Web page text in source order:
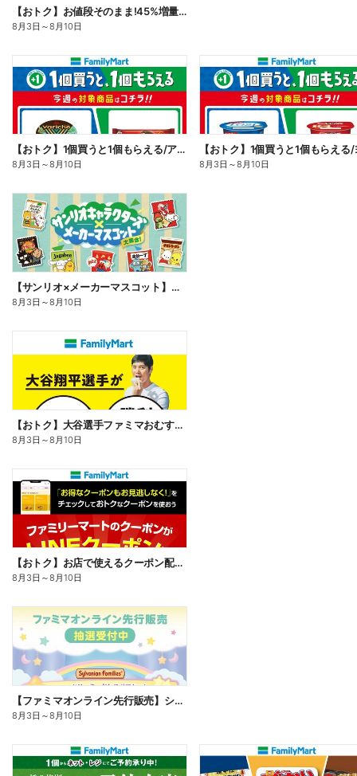
【おトク】お値段そのまま!45%増量作戦!
8月3日 ～8月10日
【おトク】1個買うと1個もらえる/アイス
8月3日 ～8月10日 8月3日 ～8月10日
【サンリオ×メーカーマスコット】オリジナルグッズ貰える!
8月3日 ～8月10日
【おトク】大谷選手ファミマおむすび割
8月3日 ～8月10日
【おトク】お店で使えるクーポン配信中
8月3日 ～8月10日
【ファミマオンライン先行販売】シルバニアファミリー
8月3日 ～8月10日